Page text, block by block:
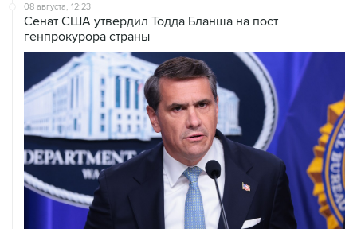
08 августа, 12:23
Сенат США утвердил Тодда Бланша на пост
генпрокурора страны